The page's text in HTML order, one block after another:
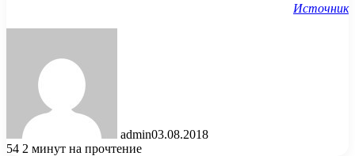
Источник
admin03.08.2018
54 2 минут на прочтение